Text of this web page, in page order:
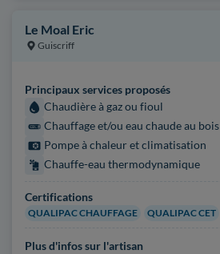
Le Moal Eric
Guiscriff
Principaux services proposés
Chaudière à gaz ou fioul
Chauffage et/ou eau chaude au bois
Pompe à chaleur et climatisation
Chauffe-eau thermodynamique
Certifications
QUALIPAC CHAUFFAGE QUALIPAC CET
Plus d'infos sur l'artisan